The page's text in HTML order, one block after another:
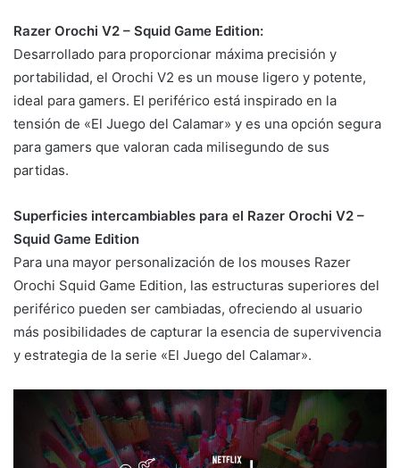
Razer Orochi V2 – Squid Game Edition:
Desarrollado para proporcionar máxima precisión y
portabilidad, el Orochi V2 es un mouse ligero y potente,
ideal para gamers. El periférico está inspirado en la
tensión de «El Juego del Calamar» y es una opción segura
para gamers que valoran cada milisegundo de sus
partidas.
Superficies intercambiables para el Razer Orochi V2 –
Squid Game Edition
Para una mayor personalización de los mouses Razer
Orochi Squid Game Edition, las estructuras superiores del
periférico pueden ser cambiadas, ofreciendo al usuario
más posibilidades de capturar la esencia de supervivencia
y estrategia de la serie «El Juego del Calamar».